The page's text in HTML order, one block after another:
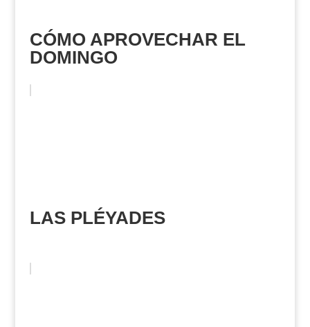
CÓMO APROVECHAR EL
DOMINGO
LAS PLÉYADES